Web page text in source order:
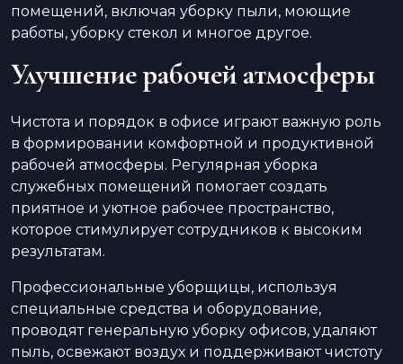
помещений, включая уборку пыли, моющие
работы, уборку стекол и многое другое.
Улучшение рабочей атмосферы
Чистота и порядок в офисе играют важную роль
в формировании комфортной и продуктивной
рабочей атмосферы. Регулярная уборка
служебных помещений помогает создать
приятное и уютное рабочее пространство,
которое стимулирует сотрудников к высоким
результатам.
Профессиональные уборщицы, используя
специальные средства и оборудование,
проводят генеральную уборку офисов, удаляют
пыль, освежают воздух и поддерживают чистоту